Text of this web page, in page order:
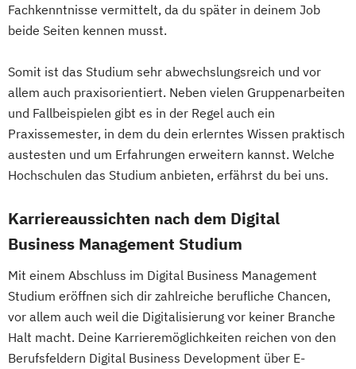
Fachkenntnisse vermittelt, da du später in deinem Job
beide Seiten kennen musst.
Somit ist das Studium sehr abwechslungsreich und vor
allem auch praxisorientiert. Neben vielen Gruppenarbeiten
und Fallbeispielen gibt es in der Regel auch ein
Praxissemester, in dem du dein erlerntes Wissen praktisch
austesten und um Erfahrungen erweitern kannst. Welche
Hochschulen das Studium anbieten, erfährst du bei uns.
Karriereaussichten nach dem Digital
Business Management Studium
Mit einem Abschluss im Digital Business Management
Studium eröffnen sich dir zahlreiche berufliche Chancen,
vor allem auch weil die Digitalisierung vor keiner Branche
Halt macht. Deine Karrieremöglichkeiten reichen von den
Berufsfeldern Digital Business Development über E-